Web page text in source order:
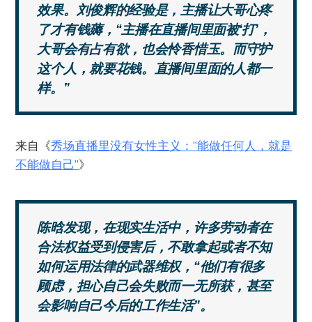
效果。刘俊辉的经验是，主播让大哥心疼
了才有钱薅，“主播在直播间里面被‘打’，
大哥会有占有欲，也会怜香惜玉。而守护
这个人，就要花钱。直播间里面的人都一
样。”
来自《秀场直播里没有女性主义：“能做任何人，就是
不能做自己”》
陈晗发现，在现实生活中，许多劳动者在
合法权益受到侵害后，不敢拿起或者不知
如何运用法律的武器维权，“他们有很多
顾虑，担心自己会失败而一无所获，甚至
会影响自己今后的工作生活”。